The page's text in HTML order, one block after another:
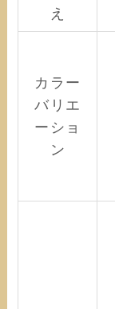
え
カラー
バリエ
ーショ
ン